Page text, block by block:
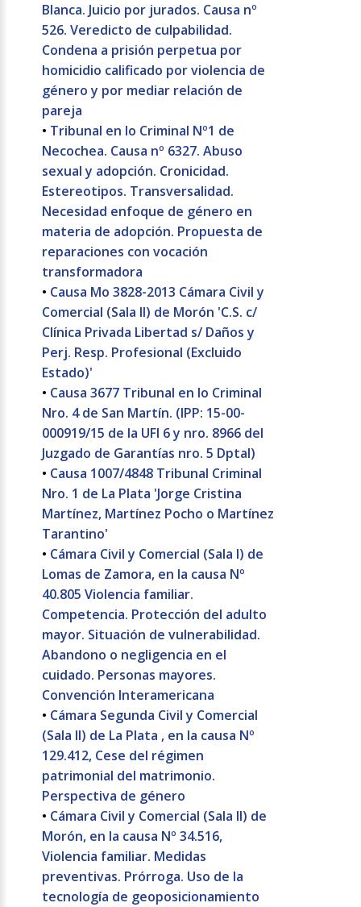
Blanca. Juicio por jurados. Causa nº
526. Veredicto de culpabilidad.
Condena a prisión perpetua por
homicidio calificado por violencia de
género y por mediar relación de
pareja
• Tribunal en lo Criminal Nº1 de
Necochea. Causa nº 6327. Abuso
sexual y adopción. Cronicidad.
Estereotipos. Transversalidad.
Necesidad enfoque de género en
materia de adopción. Propuesta de
reparaciones con vocación
transformadora
• Causa Mo 3828-2013 Cámara Civil y
Comercial (Sala II) de Morón 'C.S. c/
Clínica Privada Libertad s/ Daños y
Perj. Resp. Profesional (Excluido
Estado)'
• Causa 3677 Tribunal en lo Criminal
Nro. 4 de San Martín. (IPP: 15-00-
000919/15 de la UFI 6 y nro. 8966 del
Juzgado de Garantías nro. 5 Dptal)
• Causa 1007/4848 Tribunal Criminal
Nro. 1 de La Plata 'Jorge Cristina
Martínez, Martínez Pocho o Martínez
Tarantino'
• Cámara Civil y Comercial (Sala I) de
Lomas de Zamora, en la causa Nº
40.805 Violencia familiar.
Competencia. Protección del adulto
mayor. Situación de vulnerabilidad.
Abandono o negligencia en el
cuidado. Personas mayores.
Convención Interamericana
• Cámara Segunda Civil y Comercial
(Sala II) de La Plata , en la causa Nº
129.412, Cese del régimen
patrimonial del matrimonio.
Perspectiva de género
• Cámara Civil y Comercial (Sala II) de
Morón, en la causa Nº 34.516,
Violencia familiar. Medidas
preventivas. Prórroga. Uso de la
tecnología de geoposicionamiento